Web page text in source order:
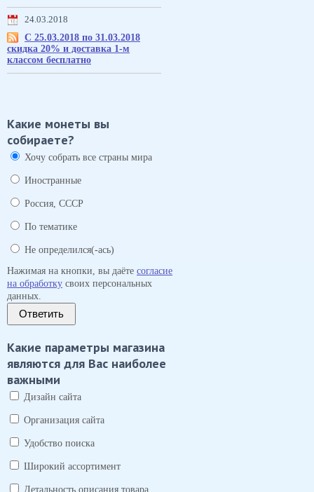
24.03.2018
С 25.03.2018 по 31.03.2018
скидка 20% и доставка 1-м
классом бесплатно
Какие монеты вы
собираете?
Хочу собрать все страны мира
Иностранные
Россия, СССР
По тематике
Не определился(-ась)
Нажимая на кнопки, вы даёте согласие
на обработку своих персональных
данных.
Ответить
Какие параметры магазина
являются для Вас наиболее
важными
Дизайн сайта
Организация сайта
Удобство поиска
Широкий ассортимент
Детальность описания товара